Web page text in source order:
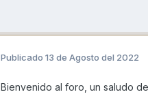
Publicado 13 de Agosto del 2022
Bienvenido al foro, un saludo